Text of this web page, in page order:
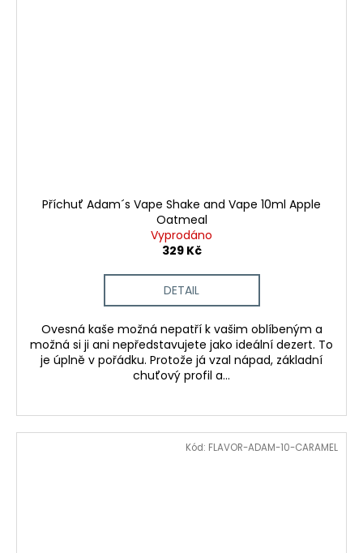
Příchuť Adam´s Vape Shake and Vape 10ml Apple
Oatmeal
Vyprodáno
329 Kč
DETAIL
Ovesná kaše možná nepatří k vašim oblíbeným a
možná si ji ani nepředstavujete jako ideální dezert. To
je úplně v pořádku. Protože já vzal nápad, základní
chuťový profil a...
Kód: FLAVOR-ADAM-10-CARAMEL